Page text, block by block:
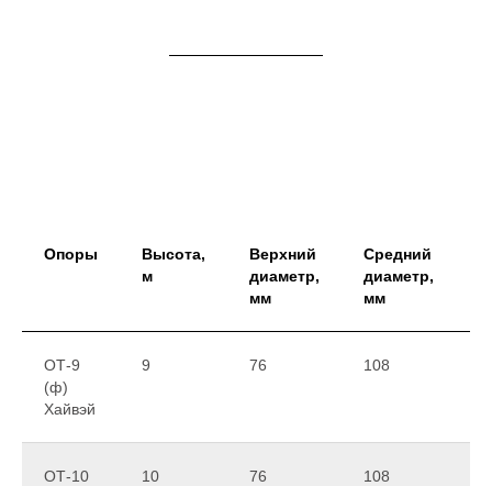
Опоры
Высота,
м
Верхний
диаметр,
мм
Средний
диаметр,
мм
ОТ-9
(ф)
Хайвэй
9 76 108
ОТ-10
10 76 108